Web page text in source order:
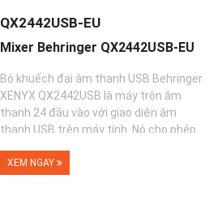
QX2442USB-EU
Mixer Behringer QX2442USB-EU
Bộ khuếch đại âm thanh USB Behringer
XENYX QX2442USB là máy trộn âm
thanh 24 đầu vào với giao diện âm
thanh USB trên máy tính. Nó cho phép
XEM NGAY